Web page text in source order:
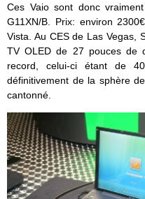
Ces Vaio sont donc
G11XN/B. Prix: environ
Vista. Au CES de Las Vegas,
TV OLED de 27 pouces de
record, celui-ci étant de
définitivement de la sphère
cantonné.